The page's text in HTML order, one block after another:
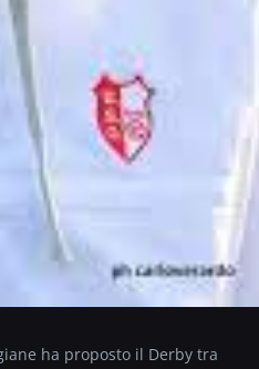
ha proposto il Derby tra